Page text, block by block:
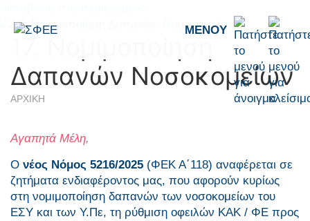
ΜΕΝΟΎ
Δαπανών Νοσοκομείων
ΑΡΧΙΚΗ
Αγαπητά Μέλη,
Ο νέος Νόμος 5216/2025 (ΦΕΚ Α΄118) αναφέρεται σε
ζητήματα ενδιαφέροντος μας, που αφορούν κυρίως
στη νομιμοποίηση δαπανών των νοσοκομείων του
ΕΣΥ και των Υ.Πε, τη ρύθμιση οφειλών ΚΑΚ / ΦΕ προς